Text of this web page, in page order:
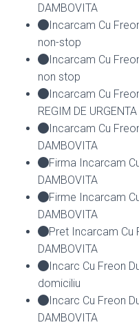
DAMBOVITA
Incarcam Cu
non-stop
Incarcam Cu
non stop
Incarcam Cu
REGIM DE URGENTA
Incarcam Cu
DAMBOVITA
Firma Incarcam
DAMBOVITA
Firme Incarcam
DAMBOVITA
Pret Incarcam Cu
DAMBOVITA
Incarc Cu Freon
domiciliu
Incarc Cu Freon
DAMBOVITA